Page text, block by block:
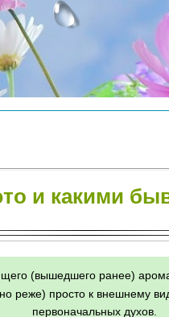
и какими
(вышедшего ранее)
реже) просто к внешнему
первоначальных духов.